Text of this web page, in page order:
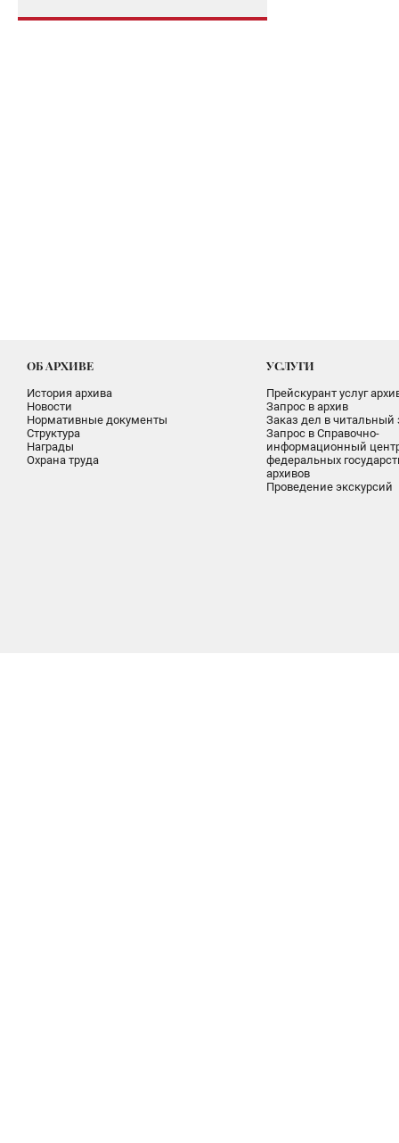
ОБ АРХИВЕ
История архива
Новости
Нормативные документы
Структура
Награды
Охрана труда
УСЛУГИ
Прейскурант услуг
Запрос в архив
Заказ дел в читальный
Запрос в Справочно-
информационный
федеральных
архивов
Проведение экскурсий